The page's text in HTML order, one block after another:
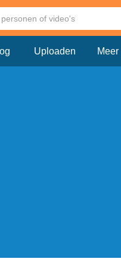
Uploaden Meer